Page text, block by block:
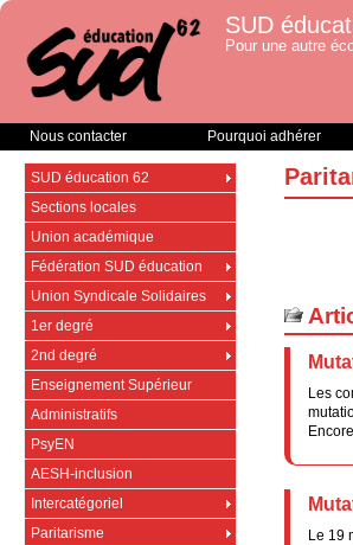
SUD
Pour une autre
Nous contacter Pourquoi adhérer
Les
Le 19
SUD éducation 62
Sections locales
Union académique
Fédération SUD éducation
Union Syndicale Solidaires
1er degré
2nd degré
Enseignement Supérieur
Administratifs
PsyEN
AESH-inclusion
Intercatégoriel
Paritarisme